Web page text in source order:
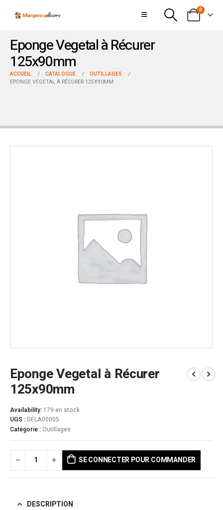
0
Eponge Vegetal à Récurer
125x90mm
ACCUEIL CATALOGUE
OUTILLAGES
EPONGE VEGETAL À RÉCURER 125X90MM
Eponge Vegetal à Récurer
125x90mm
Availability: 179 en stock
UGS : DELA00005
Catégorie : Outillages
SE CONNECTER POUR COMMANDER
DESCRIPTION